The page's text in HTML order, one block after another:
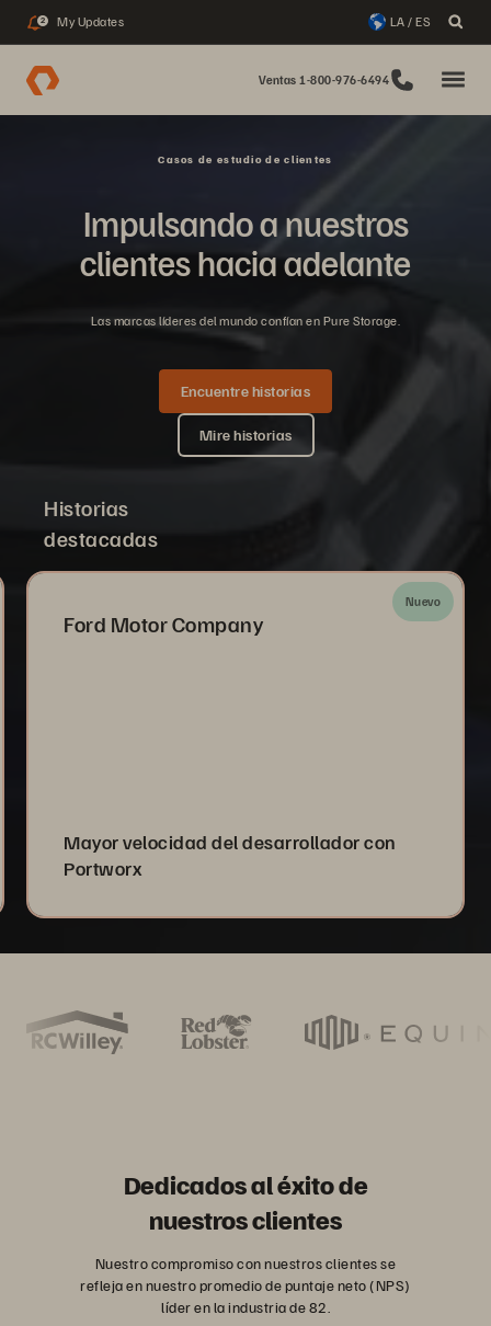
2 My Updates LA / ES
Ventas 1-800-976-6494
Casos de estudio de clientes
Impulsando a nuestros
clientes hacia adelante
Las marcas líderes del mundo confían en Pure Storage.
Encuentre historias
Mire historias
Historias
destacadas
Nuevo
Ford Motor Company
Mayor velocidad del desarrollador con
Portworx
Dedicados al éxito de
nuestros clientes
Nuestro compromiso con nuestros clientes se
refleja en nuestro promedio de puntaje neto (NPS)
líder en la industria de 82.